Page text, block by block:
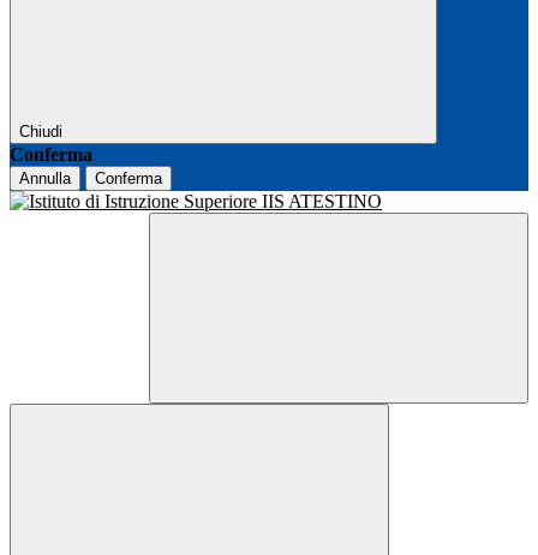
Chiudi
Conferma
Annulla Conferma